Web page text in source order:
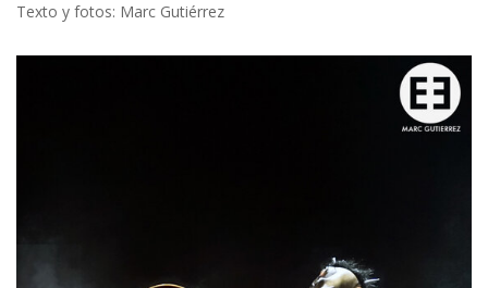
Texto y fotos: Marc Gutiérrez